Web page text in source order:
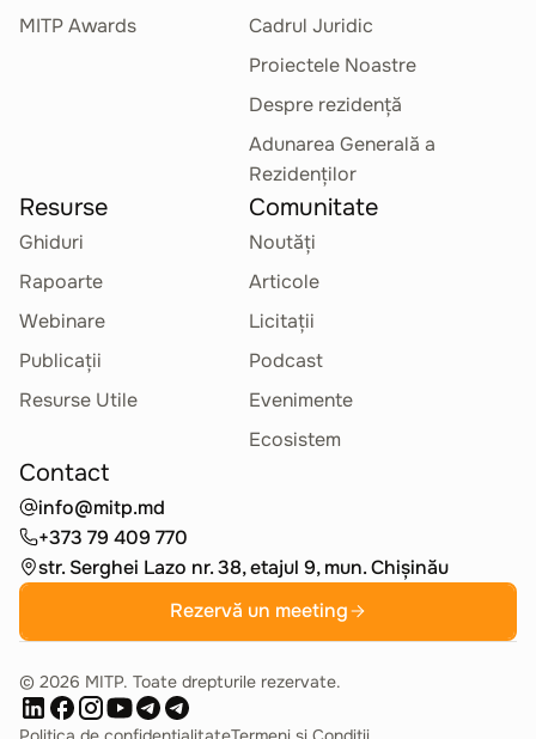
MITP Awards
Cadrul Juridic
Proiectele Noastre
Despre rezidență
Adunarea Generală a
Rezidenților
Resurse
Ghiduri
Rapoarte
Webinare
Publicații
Resurse Utile
Comunitate
Noutăți
Articole
Licitații
Podcast
Evenimente
Ecosistem
Contact
info@mitp.md
+373 79 409 770
str. Serghei Lazo nr. 38, etajul 9, mun. Chișinău
Rezervă un meeting
© 2026 MITP. Toate drepturile rezervate.